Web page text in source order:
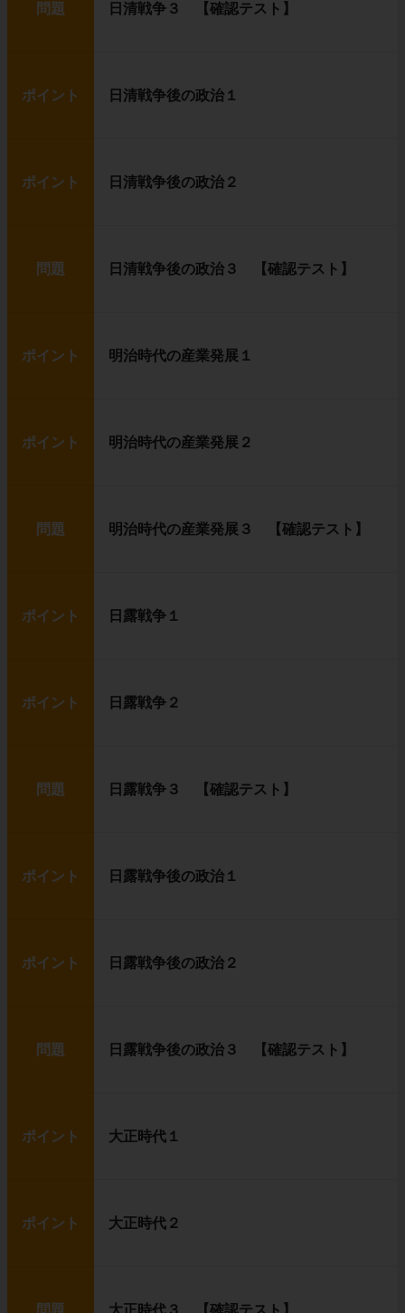
問題 日清戦争３ 【確認テスト】
ポイント 日清戦争後の政治１
ポイント 日清戦争後の政治２
問題 日清戦争後の政治３ 【確認テスト】
ポイント 明治時代の産業発展１
ポイント 明治時代の産業発展２
問題 明治時代の産業発展３ 【確認テスト】
ポイント 日露戦争１
ポイント 日露戦争２
問題 日露戦争３ 【確認テスト】
ポイント 日露戦争後の政治１
ポイント 日露戦争後の政治２
問題 日露戦争後の政治３ 【確認テスト】
ポイント 大正時代１
ポイント 大正時代２